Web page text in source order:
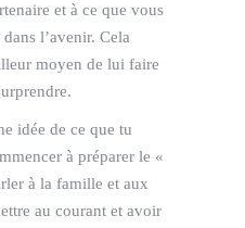
et à ce que vous
l’avenir. Cela
moyen de lui faire
idée de ce que tu
à préparer le «
à la famille et aux
au courant et avoir